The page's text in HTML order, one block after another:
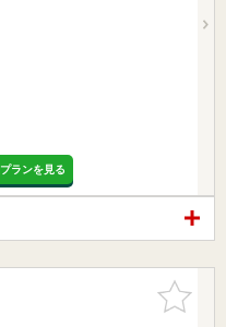
ランを見る
お気に入
りに追加